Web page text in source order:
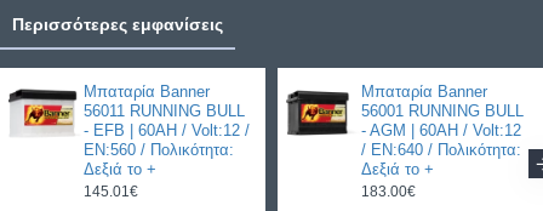
Περισσότερες εμφανίσεις
Μπαταρία Banner
56011 RUNNING BULL
- EFB | 60AH / Volt:12 /
EN:560 / Πολικότητα:
Δεξιά το +
145.01€
Μπαταρία Banner
56001 RUNNING BULL
- AGM | 60AH / Volt:12
/ EN:640 / Πολικότητα:
Δεξιά το +
183.00€